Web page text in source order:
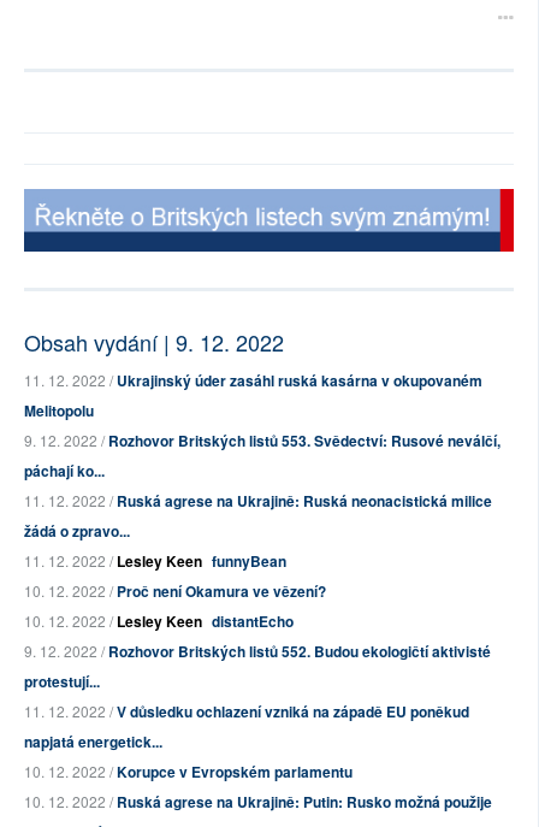
Obsah vydání | 9. 12. 2022
11. 12. 2022 /Ukrajinský úder zasáhl ruská kasárna v okupovaném
Melitopolu
9. 12. 2022 /Rozhovor Britských listů 553. Svědectví: Rusové neválčí,
páchají ko...
11. 12. 2022 /Ruská agrese na Ukrajině: Ruská neonacistická milice
žádá o zpravo...
11. 12. 2022 /Lesley Keen funnyBean
10. 12. 2022 /Proč není Okamura ve vězení?
10. 12. 2022 /Lesley Keen distantEcho
9. 12. 2022 /Rozhovor Britských listů 552. Budou ekologičtí aktivisté
protestují...
11. 12. 2022 /V důsledku ochlazení vzniká na západě EU poněkud
napjatá energetick...
10. 12. 2022 /Korupce v Evropském parlamentu
10. 12. 2022 /Ruská agrese na Ukrajině: Putin: Rusko možná použije